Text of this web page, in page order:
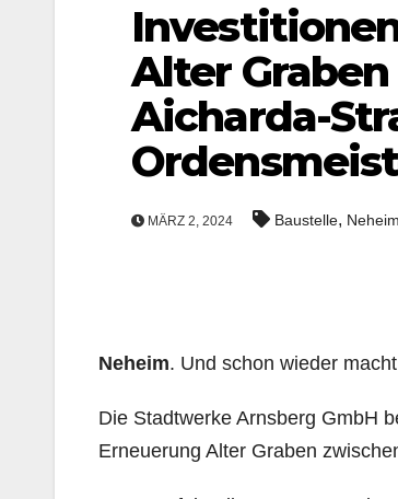
Alter
Aicharda-
MÄRZ 2, 2024 Baustelle, Neheim
Neheim. Und schon wieder
Die Stadtwerke Arnsberg GmbH
Erneuerung Alter Graben